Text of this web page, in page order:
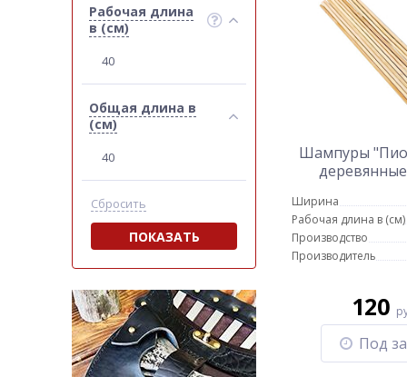
Рабочая длина
в (см)
40
Общая длина в
(см)
40
Сбросить
ПОКАЗАТЬ
Шампуры
Ширина
Рабочая длина в (см)
Производство
Производитель
120
Под